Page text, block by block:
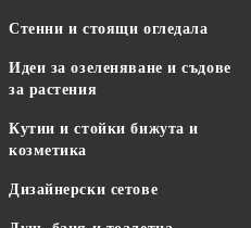
Стенни и стоящи огледала
Идеи за озеленяване и съдове
за растения
Кутии и стойки бижута и
козметика
Дизайнерски сетове